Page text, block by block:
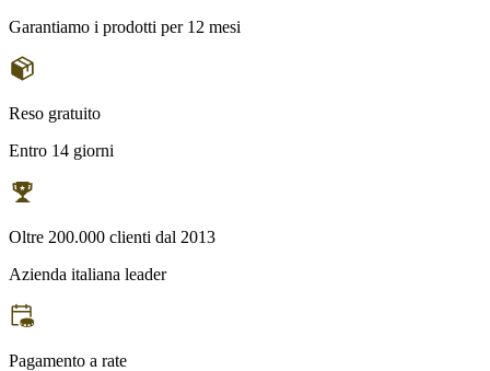
Garantiamo i prodotti per 12 mesi
Reso gratuito
Entro 14 giorni
Oltre 200.000 clienti dal 2013
Azienda italiana leader
Pagamento a rate